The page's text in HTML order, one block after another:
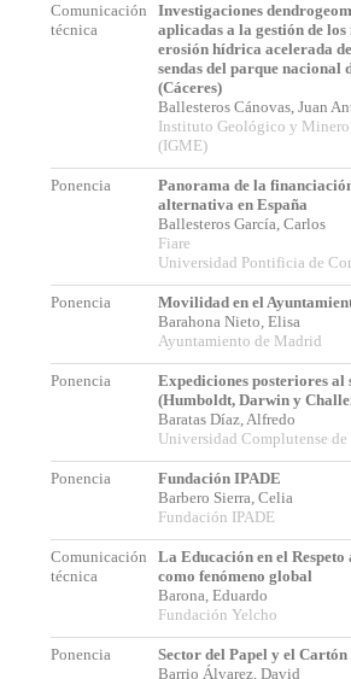
Comunicación
técnica
Investigaciones
aplicadas a la gestión de
erosión hídrica acelerada
sendas del parque nacional
(Cáceres)
Ballesteros Cánovas, Juan
Instituto Geológico y Minero
(IGME)
Ponencia
Panorama de la
alternativa en España
Ballesteros García, Carlos
Fiare
Universidad Pontificia de
Ponencia
Movilidad en el
Barahona Nieto, Elisa
Ayuntamiento de Madrid
Ponencia
Expediciones posteriores
(Humboldt, Darwin y
Baratas Díaz, Alfredo
Universidad Complutense
Ponencia
Fundación IPADE
Barbero Sierra, Celia
Fundación IPADE
Comunicación
técnica
La Educación en el Respeto
como fenómeno global
Barona, Eduardo
Fundación Yelcho
Ponencia
Sector del Papel y el Cartón
Barrio Álvarez, David